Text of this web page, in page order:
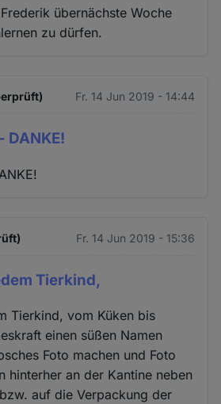
übernächste Woche
zu dürfen.
Fr. 14 Jun 2019 - 14:44
DANKE!
Fr. 14 Jun 2019 - 15:36
Tierkind,
Tierkind, vom Küken bis
einen süßen Namen
Foto machen und Foto
hinterher an der Kantine neben
auf die Verpackung der